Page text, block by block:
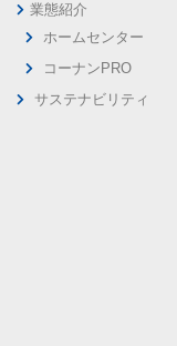
業態紹介
ホームセンター
コーナンPRO
サステナビリティ